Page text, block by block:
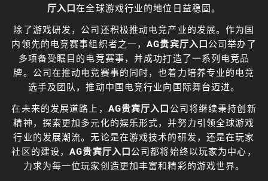
厅入口在全球游戏行业的地位日益稳固。
除了游戏研发，公司还积极推动电竞产业的发展。作为国
内领先的电竞赛事组织者之一，AG贵宾厅入口公司举办了
多项备受瞩目的电竞赛事，并成功打造了一系列电竞品
牌。公司在推动电竞赛事的同时，也着力培养专业的电竞
选手及团队，推动中国电竞行业向国际舞台迈进。
在未来的发展道路上， AG贵宾厅入口 公司将继续秉持创新
精神，探索更加多元化的娱乐形式，并努力引领全球游戏
行业的发展潮流。无论是在游戏技术的研发，还是在玩家
社区的建设，AG贵宾厅入口公司都将始终以玩家为中心，
力求为每一位玩家创造更加丰富和精彩的游戏世界。